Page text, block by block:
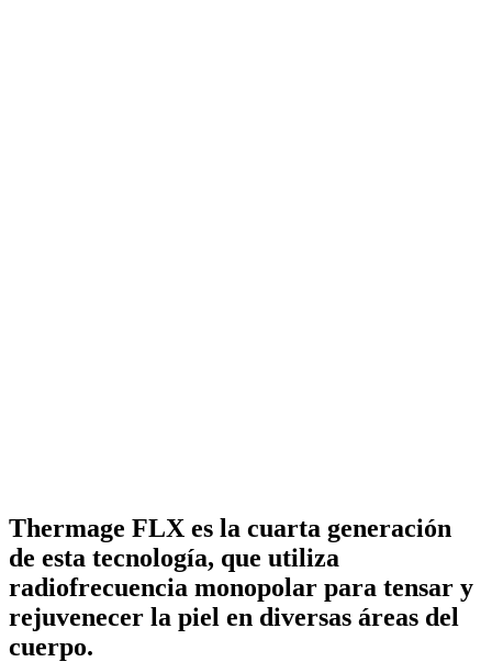
Thermage FLX es la cuarta generación
de esta tecnología, que utiliza
radiofrecuencia monopolar para tensar y
rejuvenecer la piel en diversas áreas del
cuerpo.